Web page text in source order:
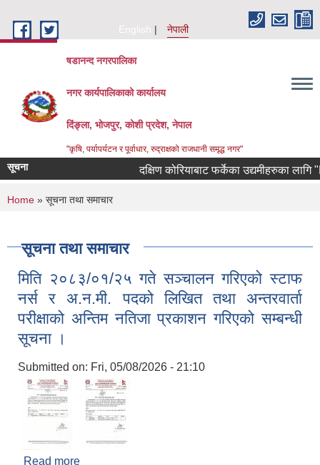
English
नेपाली
षडानन्द नगरपालिका
नगर कार्यपालिकाको कार्यालय
दिंङ्ला, भोजपुर, कोशी प्रदेश, नेपाल
"कृषि, पर्यापर्यटन र पूर्वाधार, रुद्राक्षको राजधानी समृद्ध नगर"
सूचना दक्षिण कोरियाबाट फर्केका उद्यमीहरुका
You are here
Home » सूचना तथा समाचार
सूचना तथा समाचार
मिति २०८३/०१/२५ गते सञ्चालन गरिएको स्टाफ
नर्स र अ.न.मी. पदको लिखित तथा अन्तरवार्ता
परीक्षाको अन्तिम नतिजा प्रकाशन गरिएको सम्बन्धी
सूचना ।
Submitted on: Fri, 05/08/2026 - 21:10
Read more